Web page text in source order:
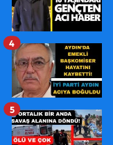
4
5